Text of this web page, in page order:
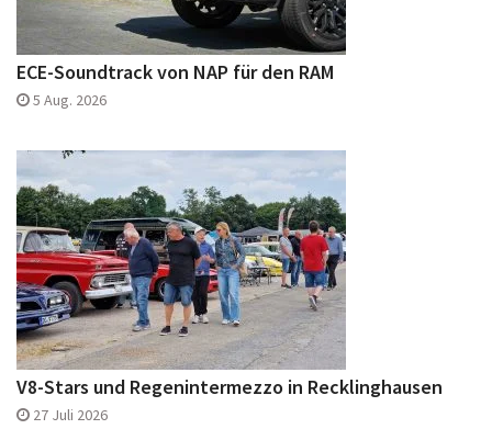
ECE-Soundtrack von NAP für den RAM
5 Aug. 2026
V8-Stars und Regenintermezzo in Recklinghausen
27 Juli 2026